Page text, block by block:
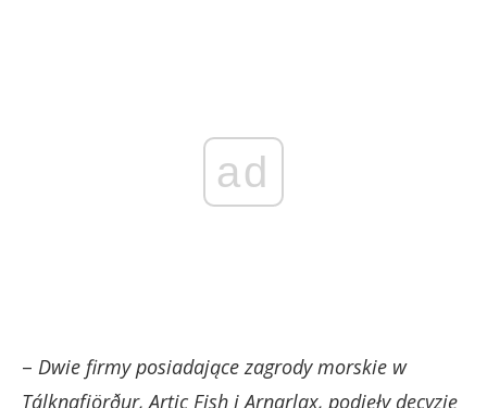
ad
– Dwie firmy posiadające zagrody morskie w
Tálknafjörður, Artic Fish i Arnarlax, podjęły decyzję